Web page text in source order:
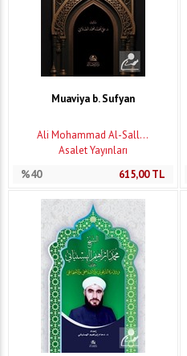
Muaviya b. Sufyan
Ali Mohammad Al-Sall...
Asalet Yayınları
%40
615,00TL